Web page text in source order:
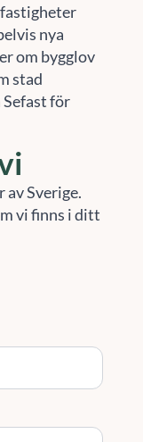
nya
om bygglov
stad
för
av Sverige.
vi finns i ditt